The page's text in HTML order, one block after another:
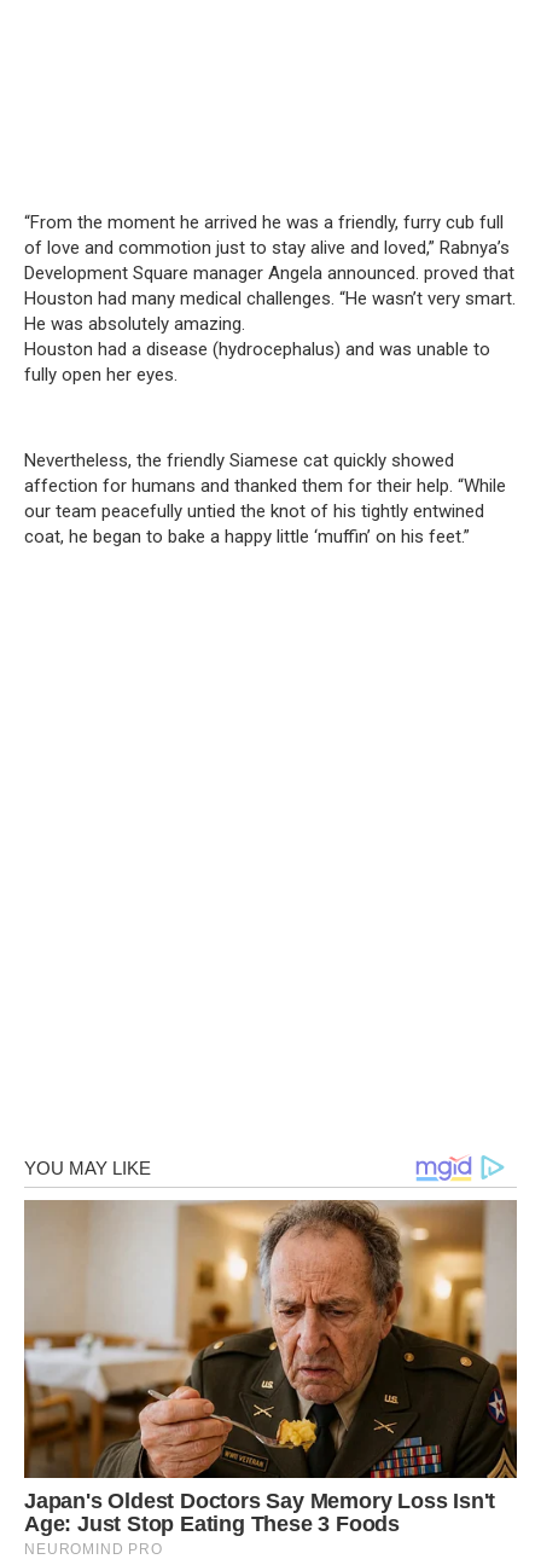
“From the moment he arrived he was a friendly, furry cub full
of love and commotion just to stay alive and loved,” Rabnya’s
Development Square manager Angela announced. proved that
Houston had many medical challenges. “He wasn’t very smart.
He was absolutely amazing.
Houston had a disease (hydrocephalus) and was unable to
fully open her eyes.
Nevertheless, the friendly Siamese cat quickly showed
affection for humans and thanked them for their help. “While
our team peacefully untied the knot of his tightly entwined
coat, he began to bake a happy little ‘muffin’ on his feet.”